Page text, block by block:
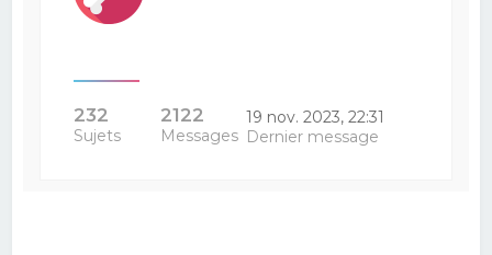
232
Sujets
2122
Messages
19 nov. 2023, 22:31
Dernier message